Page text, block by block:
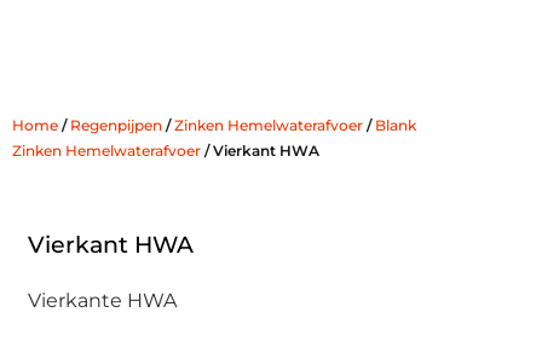
Home / Regenpijpen /Zinken Hemelwaterafvoer / Blank
Zinken Hemelwaterafvoer / Vierkant HWA
Vierkant HWA
Vierkante HWA